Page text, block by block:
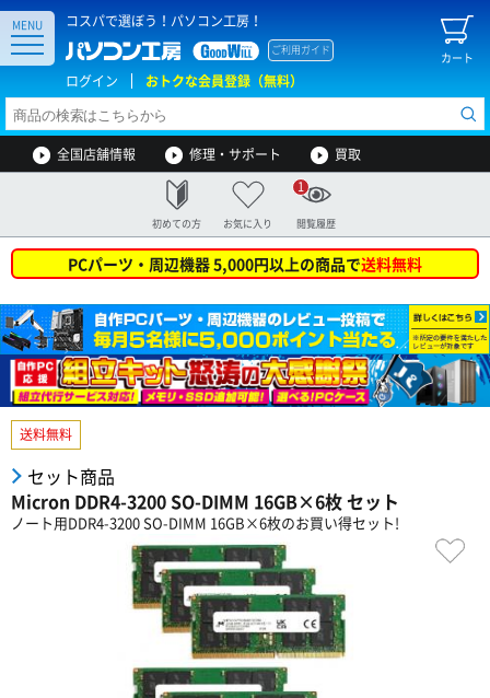
コスパで選ぼう！パソコン工房！
カート
ご利用ガイド
ログイン おトクな会員登録（無料）
MENU
全国店舗情報 修理・サポート 買取
初めての方 お気に入り 閲覧履歴
1
PCパーツ・周辺機器 5,000円以上の商品で送料無料
送料無料
セット商品
Micron DDR4-3200 SO-DIMM 16GB×6枚 セット
ノート用DDR4-3200 SO-DIMM 16GB×6枚のお買い得セット!